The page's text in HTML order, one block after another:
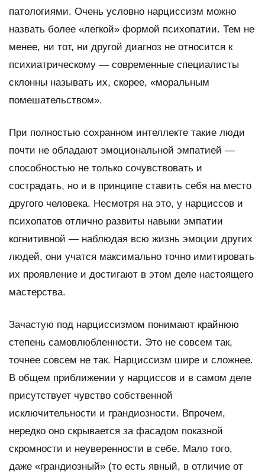
патологиями. Очень условно нарциссизм можно
назвать более «легкой» формой психопатии. Тем не
менее, ни тот, ни другой диагноз не относится к
психиатрическому — современные специалисты
склонны называть их, скорее, «моральным
помешательством».
При полностью сохранном интеллекте такие люди
почти не обладают эмоциональной эмпатией —
способностью не только сочувствовать и
сострадать, но и в принципе ставить себя на место
другого человека. Несмотря на это, у нарциссов и
психопатов отлично развиты навыки эмпатии
когнитивной — наблюдая всю жизнь эмоции других
людей, они учатся максимально точно имитировать
их проявление и достигают в этом деле настоящего
мастерства.
Зачастую под нарциссизмом понимают крайнюю
степень самовлюбленности. Это не совсем так,
точнее совсем не так. Нарциссизм шире и сложнее.
В общем приближении у нарциссов и в самом деле
присутствует чувство собственной
исключительности и грандиозности. Впрочем,
нередко оно скрывается за фасадом показной
скромности и неуверенности в себе. Мало того,
даже «грандиозный» (то есть явный, в отличие от